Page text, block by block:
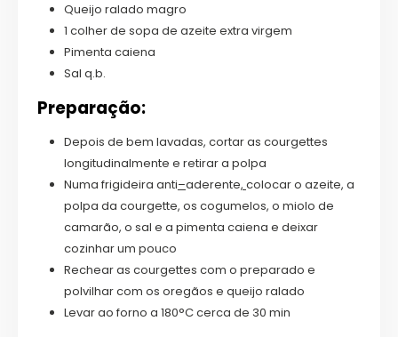
Queijo ralado magro
1 colher de sopa de azeite extra virgem
Pimenta caiena
Sal q.b.
Preparação:
Depois de bem lavadas, cortar as courgettes
longitudinalmente e retirar a polpa
Numa frigideira anti–aderente, colocar o azeite, a
polpa da courgette, os cogumelos, o miolo de
camarão, o sal e a pimenta caiena e deixar
cozinhar um pouco
Rechear as courgettes com o preparado e
polvilhar com os oregãos e queijo ralado
Levar ao forno a 180°C cerca de 30 min